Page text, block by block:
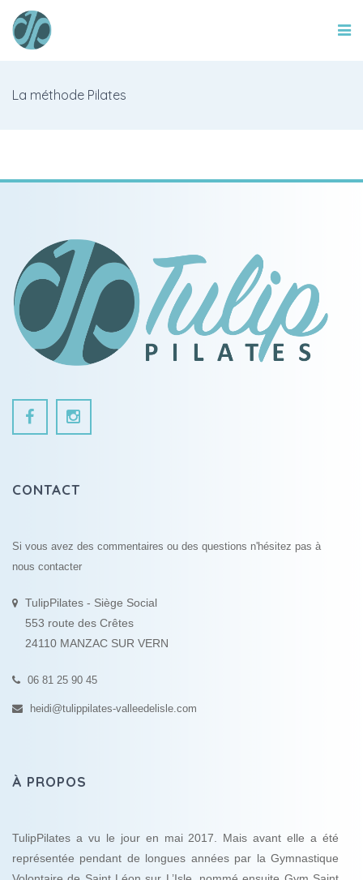
La méthode Pilates
CONTACT
Si vous avez des commentaires ou des questions n'hésitez pas à
nous contacter
TulipPilates - Siège Social
553 route des Crêtes
24110 MANZAC SUR VERN
06 81 25 90 45
heidi@tulippilates-valleedelisle.com
À PROPOS
TulipPilates a vu le jour en mai 2017. Mais avant elle a été
représentée pendant de longues années par la Gymnastique